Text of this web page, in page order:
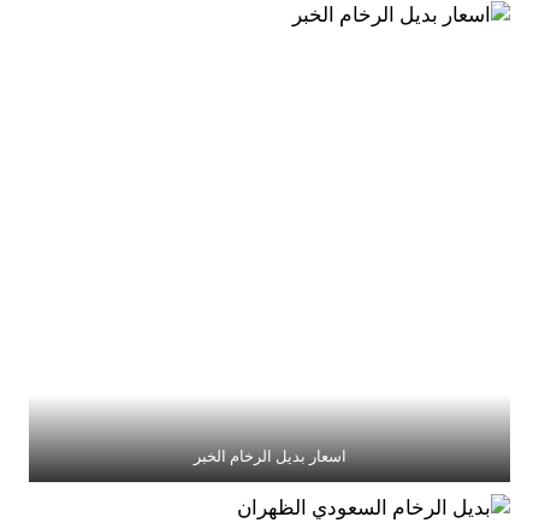
اسعار بديل الرخام الخبر